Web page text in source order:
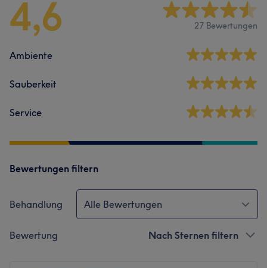
4,6 27 Bewertungen
Ambiente
Sauberkeit
Service
Bewertungen filtern
Behandlung Alle Bewertungen
Bewertung Nach Sternen filtern